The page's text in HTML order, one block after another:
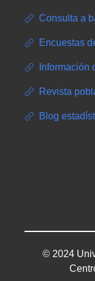
Consulta a
Encuestas
Información
Revista
Blog
© 2024